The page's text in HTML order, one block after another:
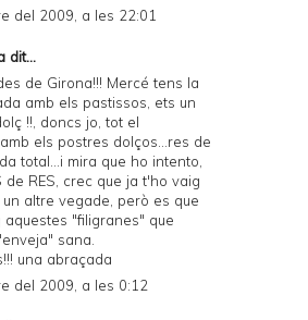
del 2009, a les 22:01
dit...
de Girona!!! Mercé tens la
amb els pastissos, ets un
!!, doncs jo, tot el
els postres dolços...res de
total...i mira que ho intento,
de RES, crec que ja t'ho vaig
altre vegade, però es que
aquestes "filigranes" que
sana.
una abraçada
del 2009, a les 0:12